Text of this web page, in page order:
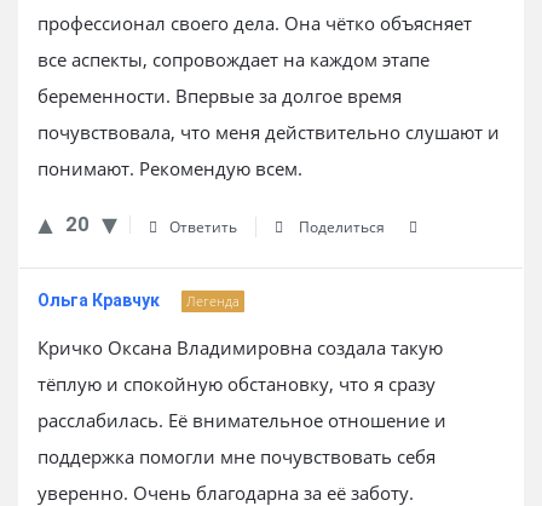
профессионал своего дела. Она чётко объясняет
все аспекты, сопровождает на каждом этапе
беременности. Впервые за долгое время
почувствовала, что меня действительно слушают и
понимают. Рекомендую всем.
20 Ответить Поделиться
Ольга Кравчук Легенда
Кричко Оксана Владимировна создала такую
тёплую и спокойную обстановку, что я сразу
расслабилась. Её внимательное отношение и
поддержка помогли мне почувствовать себя
уверенно. Очень благодарна за её заботу.